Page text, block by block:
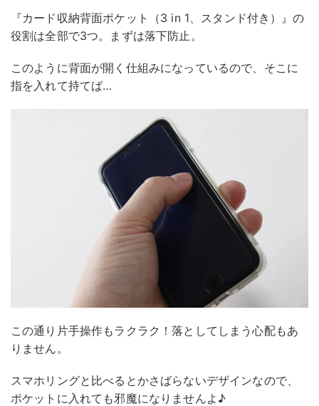
『カード収納背面ポケット（3 in 1、スタンド付き）』の
役割は全部で3つ。まずは落下防止。
このように背面が開く仕組みになっているので、そこに
指を入れて持てば…
この通り片手操作もラクラク！落としてしまう心配もあ
りません。
スマホリングと比べるとかさばらないデザインなので、
ポケットに入れても邪魔になりませんよ♪